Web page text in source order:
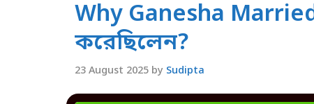
Why Ganesha
করেছিলেন?
23 August 2025 by Sudipta